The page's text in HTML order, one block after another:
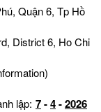
Quận 6, Tp Hồ
District 6, Ho Chi
lập: 7-4-2026